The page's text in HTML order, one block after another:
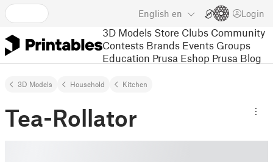
English en Login
3D Models Store Clubs Community
Contests Brands Events Groups
Education Prusa Eshop Prusa Blog
3D Models Household Kitchen
Tea-Rollator